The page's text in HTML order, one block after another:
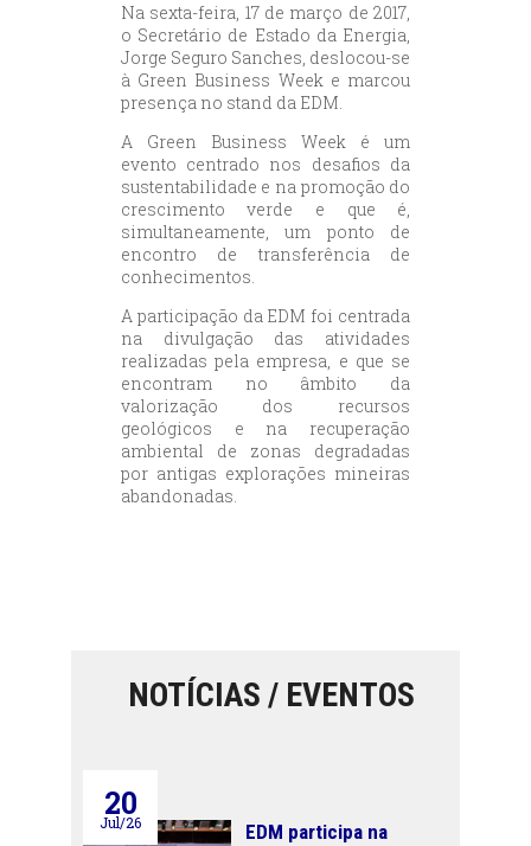
Na sexta-feira, 17 de março de 2017,
o Secretário de Estado da Energia,
Jorge Seguro Sanches, deslocou-se
à Green Business Week e marcou
presença no stand da EDM.
A Green Business Week é um
evento centrado nos desafios da
sustentabilidade e na promoção do
crescimento verde e que é,
simultaneamente, um ponto de
encontro de transferência de
conhecimentos.
A participação da EDM foi centrada
na divulgação das atividades
realizadas pela empresa, e que se
encontram no âmbito da
valorização dos recursos
geológicos e na recuperação
ambiental de zonas degradadas
por antigas explorações mineiras
abandonadas.
NOTÍCIAS / EVENTOS
20
Jul/26
EDM participa na